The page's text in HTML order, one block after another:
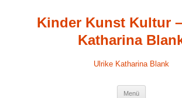
Kinder Kunst Kultur
Katharina
Ulrike Katharina Blank
Menü